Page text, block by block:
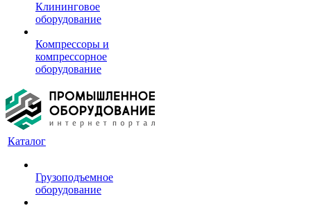
Клининговое
оборудование
Компрессоры и
компрессорное
оборудование
Каталог
Грузоподъемное
оборудование